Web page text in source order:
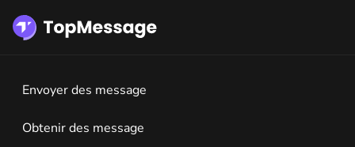
Envoyer des message
Obtenir des message